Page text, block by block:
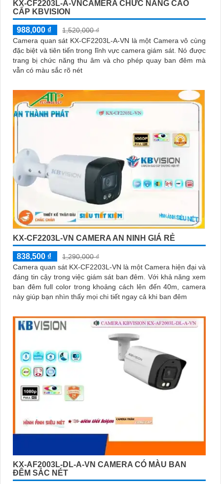
KX-CF2203L-A-VNCAMERA CHỨC NĂNG CAO
CẤP KBVISION
988,000 ₫
1,520,000 ₫
Camera quan sát KX-CF2203L-A-VN là một Camera vô cùng
đặc biệt và tiên tiến trong lĩnh vực camera giám sát. Nó được
trang bị chức năng thu âm và cho phép quay ban đêm mà
vẫn có màu sắc rõ nét
KX-CF2203L-VN CAMERA AN NINH GIÁ RẺ
838,500 ₫
1,290,000 ₫
Camera quan sát KX-CF2203L-VN là một Camera hiện đại và
đáng tin cậy trong việc giám sát ban đêm. Với khả năng xem
ban đêm full color trong khoảng cách lên đến 40m, camera
này giúp bạn nhìn thấy mọi chi tiết ngay cả khi ban đêm
KX-AF2003L-DL-A-VN CAMERA CÓ MÀU BAN
ĐÊM SẮC NÉT